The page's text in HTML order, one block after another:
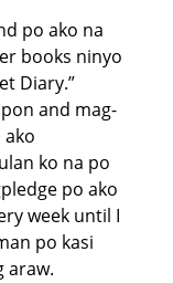
po ako na
books ninyo
Diary.”
and mag-
ako
ko na po
po ako
week until I
po kasi
araw.